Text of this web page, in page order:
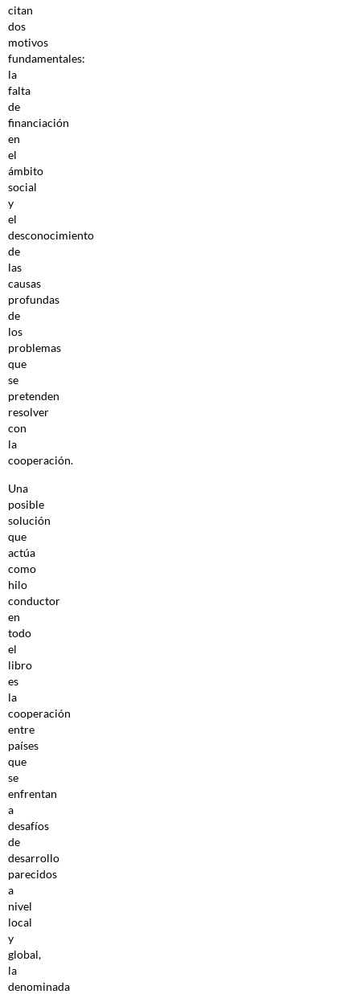
citan
dos
motivos
fundamentales:
la
falta
de
financiación
en
el
ámbito
social
y
el
desconocimiento
de
las
causas
profundas
de
los
problemas
que
se
pretenden
resolver
con
la
cooperación.
Una
posible
solución
que
actúa
como
hilo
conductor
en
todo
el
libro
es
la
cooperación
entre
países
que
se
enfrentan
a
desafíos
de
desarrollo
parecidos
a
nivel
local
y
global,
la
denominada